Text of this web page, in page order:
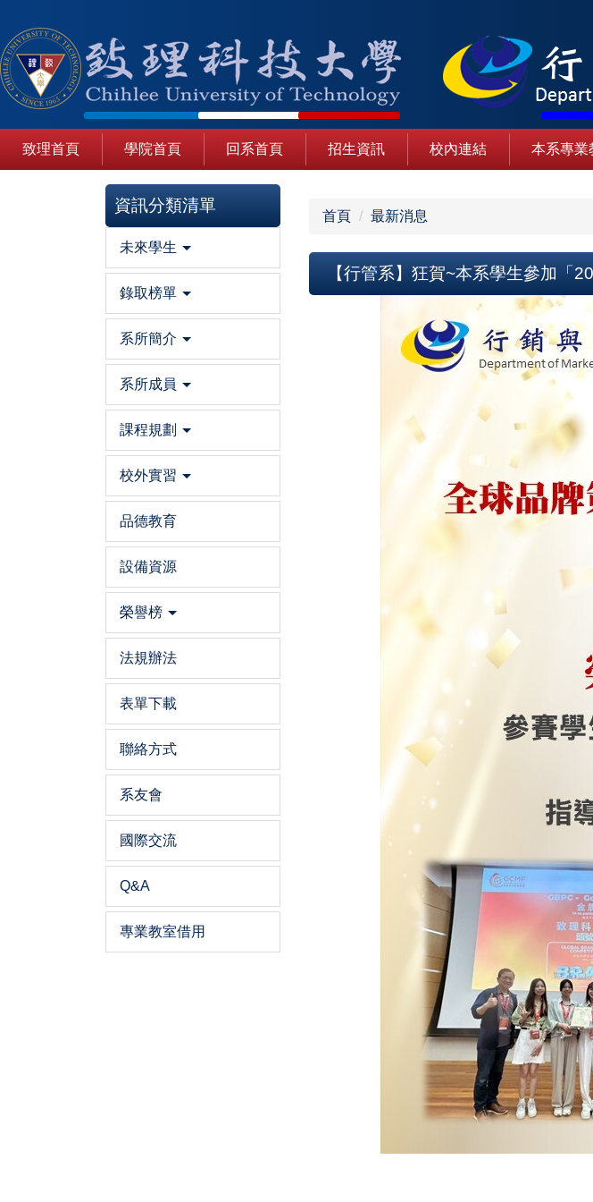
到
主
要
內
致理首頁 學院首頁 回系首頁 招生資訊 校內連結 本系專業
資訊分類清單
未來學生
錄取榜單
系所簡介
系所成員
課程規劃
校外實習
品德教育
設備資源
榮譽榜
法規辦法
表單下載
聯絡方式
系友會
國際交流
Q&A
專業教室借用
首頁 最新消息
【行管系】狂賀~本系學生參加「